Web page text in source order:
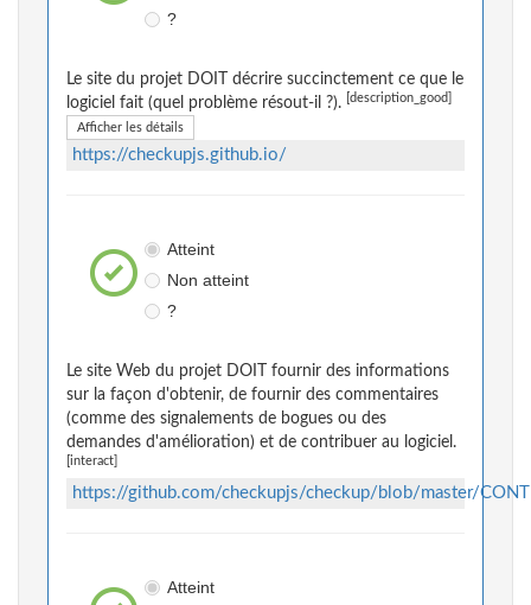
?
Le site du projet DOIT décrire succinctement ce que le
logiciel fait (quel problème résout-il ?).
[description_good]
Afficher les détails
https://checkupjs.github.io/
Atteint
Non atteint
?
Le site Web du projet DOIT fournir des informations
sur la façon d'obtenir, de fournir des commentaires
(comme des signalements de bogues ou des
demandes d'amélioration) et de contribuer au logiciel.
[interact]
https://github.com/checkupjs/checkup/blob/master/
Atteint